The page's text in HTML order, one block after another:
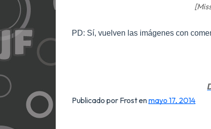
[
PD: Sí, vuelven las imágenes con
Publicado por Frostenmayo 17, 2014